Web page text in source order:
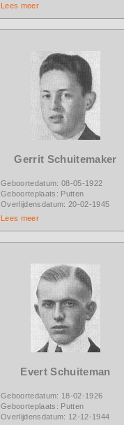
Lees meer
Gerrit Schuitemaker
Geboortedatum: 08-05-1922
Geboorteplaats: Putten
Overlijdensdatum: 20-02-1945
Lees meer
Evert Schuiteman
Geboortedatum: 18-02-1926
Geboorteplaats: Putten
Overlijdensdatum: 12-12-1944